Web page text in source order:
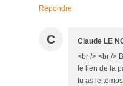
Répondre
C Claude LE
<br /> <br />
le lien de la
tu as le